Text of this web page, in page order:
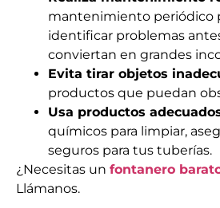
mantenimiento periódico
identificar problemas
conviertan en grandes
Evita tirar objetos
productos que puedan
Usa productos
químicos para limpiar,
seguros para tus tuberías.
¿Necesitas un fontanero
Llámanos.